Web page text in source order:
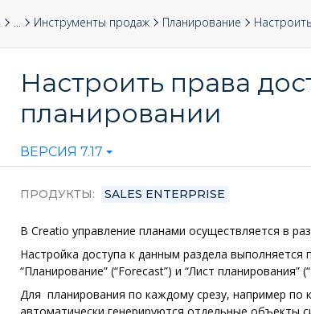
Документация
Для пользователя
Инструменты продаж Планирование
Настроить права
планировании
ВЕРСИЯ 7.17
ПРОДУКТЫ SALES ENTERPRISE
В Creatio управление планами осуществляется в
Настройка доступа к данным раздела выполняется
“Планирование” (“Forecast”) и “Лист планирования”
Для планирования по каждому срезу, например по